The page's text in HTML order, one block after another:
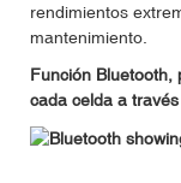
rendimientos
mantenimiento.
Función Bluetooth,
cada celda a